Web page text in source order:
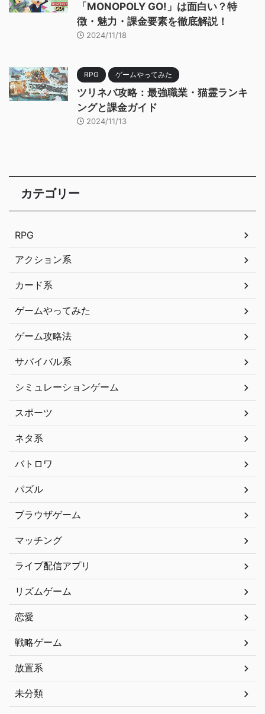
「MONOPOLY GO!」は面白い？特
徴・魅力・課金要素を徹底解説！
2024/11/18
RPG ゲームやってみた
ツリネバ攻略：最強職業・猫霊ランキ
ングと課金ガイド
2024/11/13
カテゴリー
RPG
アクション系
カード系
ゲームやってみた
ゲーム攻略法
サバイバル系
シミュレーションゲーム
スポーツ
ネタ系
バトロワ
パズル
ブラウザゲーム
マッチング
ライブ配信アプリ
リズムゲーム
恋愛
戦略ゲーム
放置系
未分類